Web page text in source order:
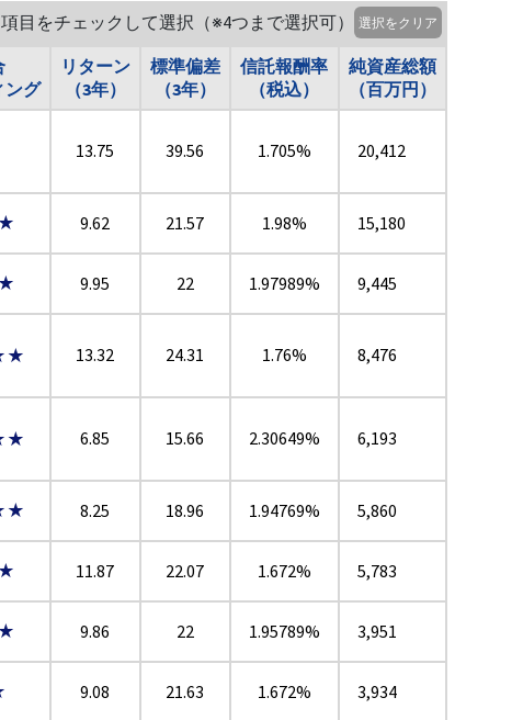
項目をチェックして選択（※4つまで選択可） 選択をクリア
ング
リターン
（3年）
標準偏差
（3年）
信託報酬率
（税込）
純資産総額
（百万円）
13.75 39.56 1.705% 20,412
9.62 21.57 1.98% 15,180
9.95 22 1.97989% 9,445
13.32 24.31 1.76% 8,476
6.85 15.66 2.30649% 6,193
8.25 18.96 1.94769% 5,860
11.87 22.07 1.672% 5,783
9.86 22 1.95789% 3,951
9.08 21.63 1.672% 3,934